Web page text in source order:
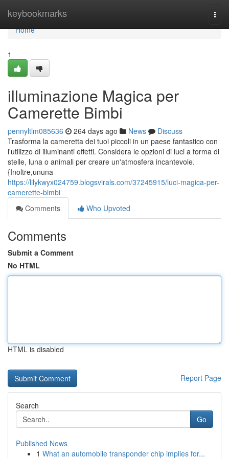
keybookmarks
Home
Home
1
illuminazione Magica per
Camerette Bimbi
pennyltlm085636 264 days ago News
Discuss
Trasforma la cameretta dei tuoi piccoli in un paese fantastico con
l'utilizzo di illuminanti effetti. Considera le opzioni di luci a forma di
stelle, luna o animali per creare un'atmosfera incantevole.
{Inoltre,ununa
https://lilykwyx024759.blogsvirals.com/37245915/luci-magica-per-
camerette-bimbi
Comments
Who Upvoted
Comments
Submit a Comment
No HTML
HTML is disabled
Report Page
Search
Go
Published News
1 What an automobile transponder chip implies for...